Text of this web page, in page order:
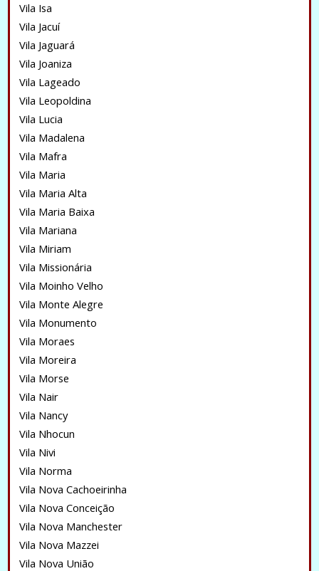
Vila Isa
Vila Jacuí
Vila Jaguará
Vila Joaniza
Vila Lageado
Vila Leopoldina
Vila Lucia
Vila Madalena
Vila Mafra
Vila Maria
Vila Maria Alta
Vila Maria Baixa
Vila Mariana
Vila Miriam
Vila Missionária
Vila Moinho Velho
Vila Monte Alegre
Vila Monumento
Vila Moraes
Vila Moreira
Vila Morse
Vila Nair
Vila Nancy
Vila Nhocun
Vila Nivi
Vila Norma
Vila Nova Cachoeirinha
Vila Nova Conceição
Vila Nova Manchester
Vila Nova Mazzei
Vila Nova União